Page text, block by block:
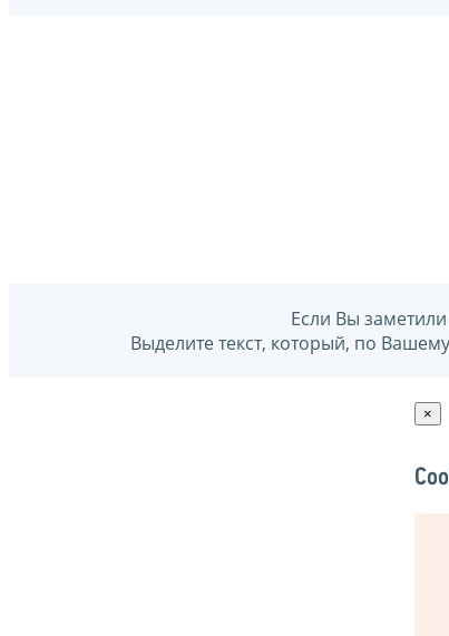
Если Вы
Выделите текст, который, по
×